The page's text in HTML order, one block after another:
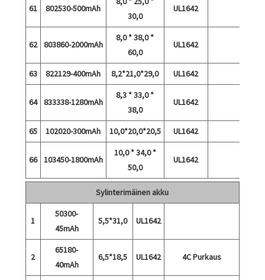
61 802530-500mAh
30,0
UL1642
62 803860-2000mAh
8,0 * 38,0 *
60,0
UL1642
63 822129-400mAh 8,2*21,0*29,0 UL1642
64 833338-1280mAh
8,3 * 33,0 *
38,0
UL1642
65 102020-300mAh 10,0*20,0*20,5 UL1642
66 103450-1800mAh
10,0 * 34,0 *
50,0
UL1642
Sylinterimäinen akku
1
50300-
45mAh
5,5*31,0 UL1642
2
65180-
40mAh
6,5*18,5 UL1642 4C Purkaus